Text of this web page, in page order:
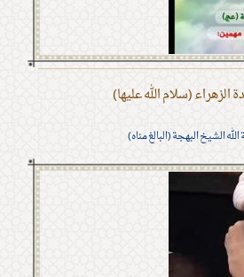
(سلام الله عليها)
الشيخ البهجة (البالغ مناه)